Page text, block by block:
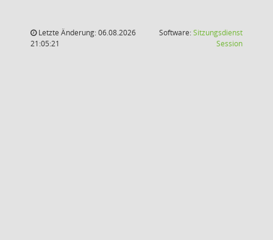
Letzte Änderung: 06.08.2026
21:05:21
Software:Sitzungsdienst
Session(Wird in